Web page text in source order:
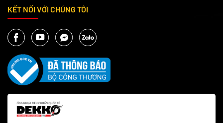
KẾT NỐI VỚI CHÚNG TÔI